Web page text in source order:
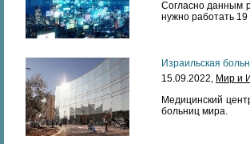
Согласно данным
нужно работать 19
Израильская
15.09.2022, Мир и
Медицинский
больниц мира.